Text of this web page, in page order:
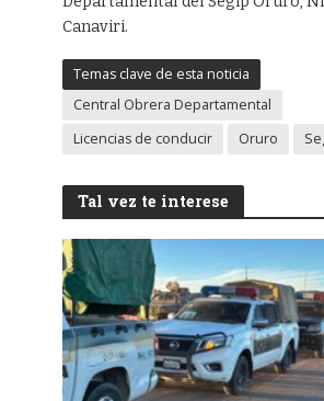
Canaviri.
Temas clave de esta noticia
Central Obrera Departamental
Licencias de conducir
Oruro
Tal vez te interese